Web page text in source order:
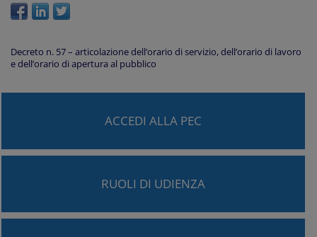
Decreto n. 57 – articolazione dell’orario di servizio, dell’orario di lavoro
e dell’orario di apertura al pubblico
ACCEDI ALLA PEC
RUOLI DI UDIENZA